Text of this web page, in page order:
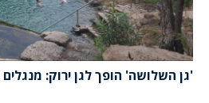
'גן השלושה' הופך לגן ירוק: